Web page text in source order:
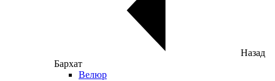
Назад
Бархат
Велюр